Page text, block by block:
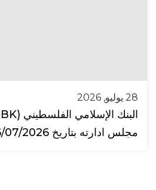
28 يوليو, 2026
مجلس ادارته بتاريخ 26/07/2026.